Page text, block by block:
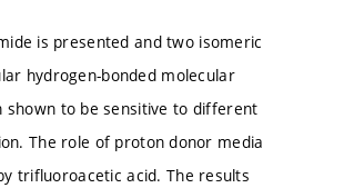
is presented and two isomeric
hydrogen-bonded molecular
shown to be sensitive to different
The role of proton donor media
trifluoroacetic acid. The results